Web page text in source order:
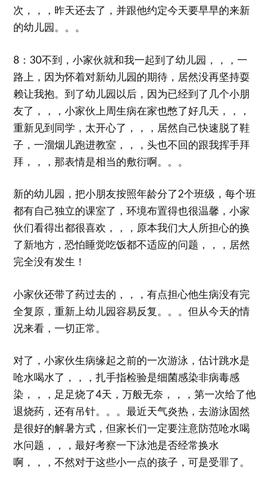
次，，，昨天还去了，并跟他约定今天要早早的来新
的幼儿园。。。
8：30不到，小家伙就和我一起到了幼儿园，，，一
路上，因为怀着对新幼儿园的期待，居然没再坚持耍
赖让我抱。到了幼儿园以后，因为已经到了几个小朋
友了，，，小家伙上周生病在家也憋了好几天，，，
重新见到同学，太开心了，，，居然自己快速脱了鞋
子，一溜烟儿跑进教室，，，头也不回的跟我挥手拜
拜，，，那表情是相当的敷衍啊。。。
新的幼儿园，把小朋友按照年龄分了2个班级，每个班
都有自己独立的课室了，环境布置得也很温馨，小家
伙们看得出都很喜欢，，，原本我们大人所担心的换
了新地方，恐怕睡觉吃饭都不适应的问题，，，居然
完全没有发生！
小家伙还带了药过去的，，，有点担心他生病没有完
全复原，重新上幼儿园容易反复。。。但从今天的情
况来看，一切正常。
对了，小家伙生病缘起之前的一次游泳，估计跳水是
呛水喝水了，，，扎手指检验是细菌感染非病毒感
染，，，足足烧了4天，万般无奈，，，第一次给了他
退烧药，还有吊针。。。最近天气炎热，去游泳固然
是很好的解暑方式，但家长们一定要注意防范呛水喝
水问题，，，最好考察一下泳池是否经常换水
啊，，，不然对于这些小一点的孩子，可是受罪了。